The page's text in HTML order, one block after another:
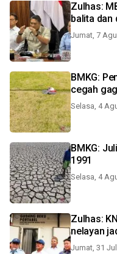
Zulhas:
balita dan
Jumat, 7
BMKG:
cegah
Selasa, 4
BMKG:
1991
Selasa, 4
Zulhas:
nelayan
Jumat, 31